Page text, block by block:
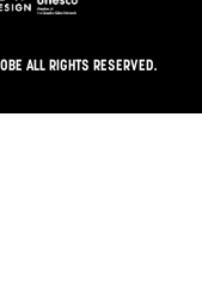
ALL RIGHTS RESERVED.